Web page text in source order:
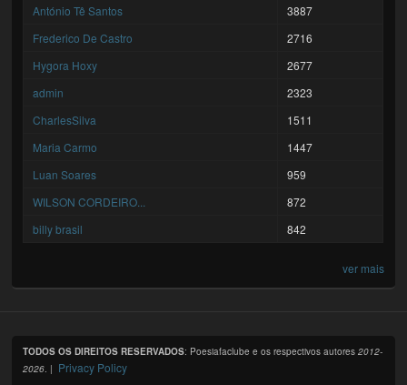
António Tê Santos
3887
Frederico De Castro
2716
Hygora Hoxy
2677
admin
2323
CharlesSilva
1511
Maria Carmo
1447
Luan Soares
959
WILSON CORDEIRO...
872
billy brasil
842
ver mais
TODOS OS DIREITOS RESERVADOS: Poesiafaclube e os respectivos autores2012-
2026. | Privacy Policy